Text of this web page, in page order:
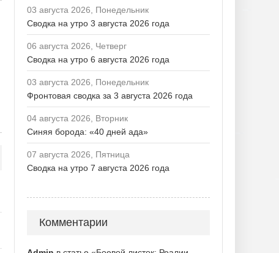
03 августа 2026, Понедельник
Сводка на утро 3 августа 2026 года
06 августа 2026, Четверг
Сводка на утро 6 августа 2026 года
03 августа 2026, Понедельник
Фронтовая сводка за 3 августа 2026 года
04 августа 2026, Вторник
Синяя борода: «40 дней ада»
07 августа 2026, Пятница
Сводка на утро 7 августа 2026 года
Комментарии